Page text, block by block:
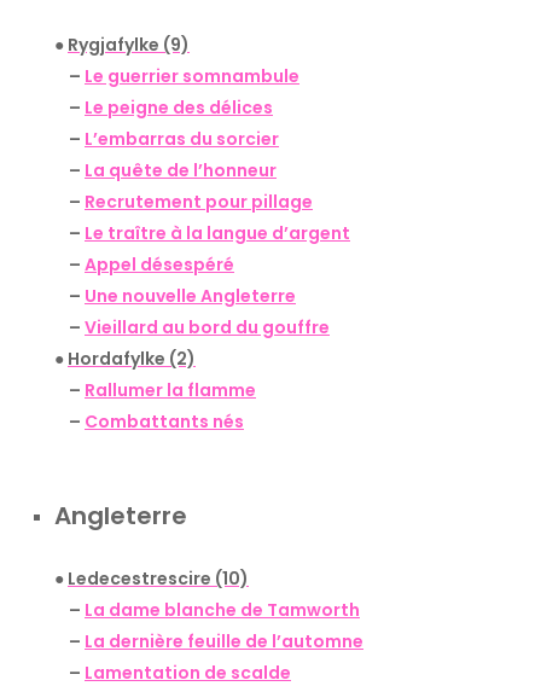
● Rygjafylke (9)
– Le guerrier somnambule
– Le peigne des délices
– L’embarras du sorcier
– La quête de l’honneur
– Recrutement pour pillage
– Le traître à la langue d’argent
– Appel désespéré
– Une nouvelle Angleterre
– Vieillard au bord du gouffre
● Hordafylke (2)
– Rallumer la flamme
– Combattants nés
Angleterre
● Ledecestrescire (10)
– La dame blanche de Tamworth
– La dernière feuille de l’automne
– Lamentation de scalde